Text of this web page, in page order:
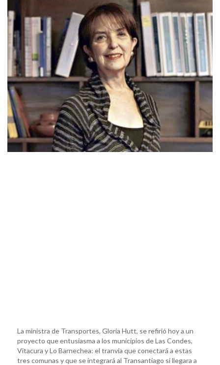
La ministra de Transportes, Gloria Hutt, se refirió hoy a un
proyecto que entusiasma a los municipios de Las Condes,
Vitacura y Lo Barnechea: el tranvía que conectará a estas
tres comunas y que se integrará al Transantiago si llegara a